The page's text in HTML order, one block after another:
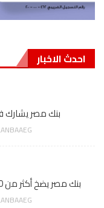
احدث الاخبار
بنك مصر يشارك
بنك مصر يضخ أكثر من 100 مليون جنيه لتطوير الخدمات الصحية…